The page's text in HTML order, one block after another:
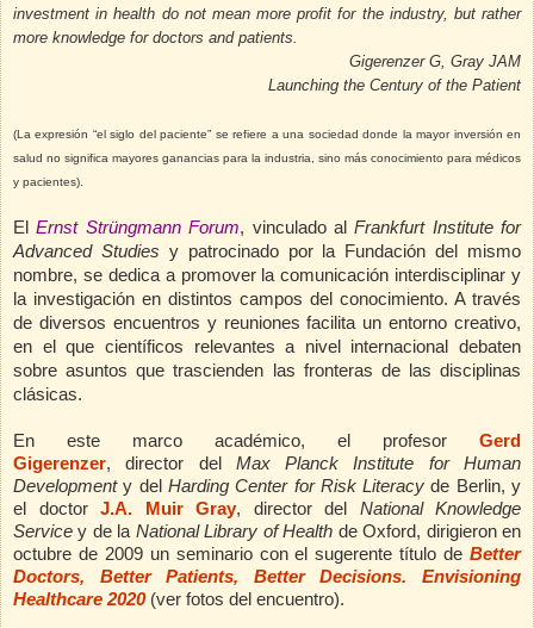
investment in health do not mean more profit for the industry, but rather
more knowledge for doctors and patients.
Gigerenzer G, Gray JAM
Launching the Century of the Patient
(La expresión “el siglo del paciente” se refiere a una sociedad donde la mayor inversión en
salud no significa mayores ganancias para la industria, sino más conocimiento para médicos
y pacientes).
ElErnst Strüngmann Forum, vinculado alFrankfurt Institute for
Advanced Studies y patrocinado por la Fundación del mismo
nombre, se dedica a promover la comunicación interdisciplinar y
la investigación en distintos campos del conocimiento. A través
de diversos encuentros y reuniones facilita un entorno creativo,
en el que científicos relevantes a nivel internacional debaten
sobre asuntos que trascienden las fronteras de las disciplinas
clásicas.
En este marco académico, el profesor
Gerd
Gigerenzer,director del Max Planck
Institute for Human
Developmenty del Harding Center for Risk Literacy de Berlin, y
el doctor J.A. Muir Gray, director del National Knowledge
Service y de la National Library of Health de Oxford, dirigieron en
octubre de 2009 un seminario con el sugerente título de Better
Doctors, Better Patients, Better Decisions. Envisioning
Healthcare 2020(ver fotos del encuentro).